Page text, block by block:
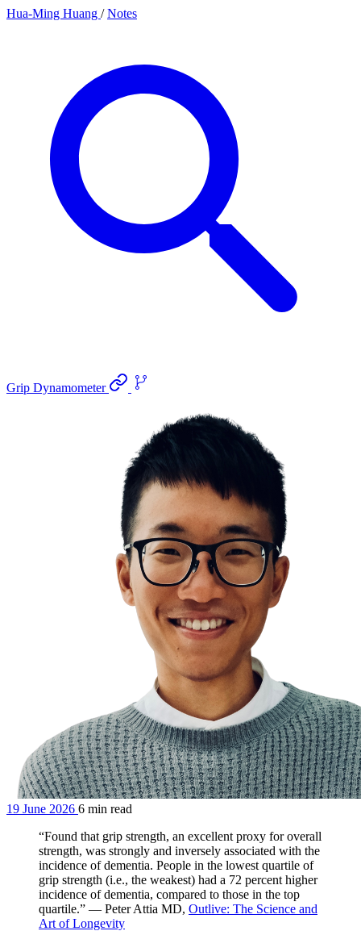
Hua-Ming Huang / Notes
Grip Dynamometer
19 June 2026 6 min read
“Found that grip strength, an excellent proxy for overall
strength, was strongly and inversely associated with the
incidence of dementia. People in the lowest quartile of
grip strength (i.e., the weakest) had a 72 percent higher
incidence of dementia, compared to those in the top
quartile.” — Peter Attia MD, Outlive: The Science and
Art of Longevity